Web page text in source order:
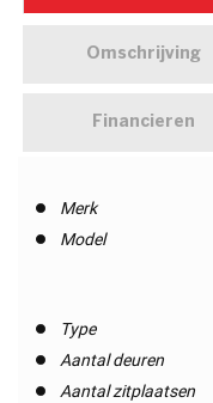
Omschrijving
Financieren
Merk
Model
Type
Aantal deuren
Aantal zitplaatsen